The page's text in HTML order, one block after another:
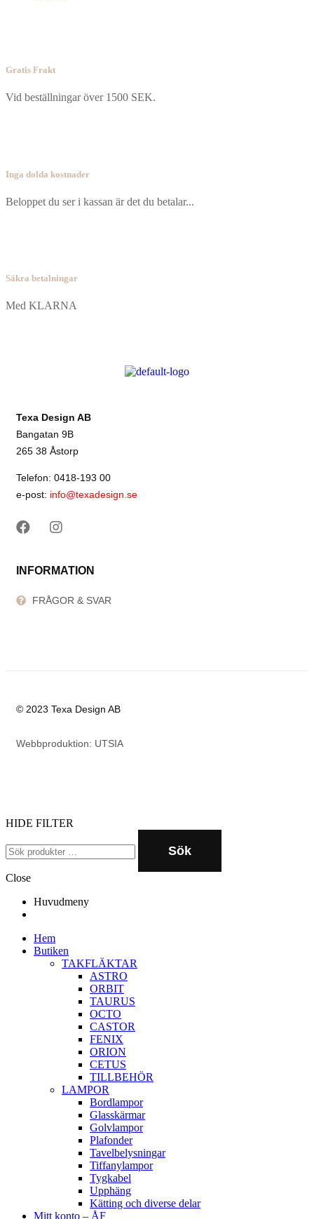
Gratis Frakt
Vid beställningar över 1500 SEK.
Inga dolda kostnader
Beloppet du ser i kassan är det du betalar...
Säkra betalningar
Med KLARNA
Texa Design AB
Bangatan 9B
265 38 Åstorp
Telefon: 0418-193 00
e-post: info@texadesign.se
INFORMATION
FRÅGOR & SVAR
© 2023 Texa Design AB
Webbproduktion: UTSIA
HIDE FILTER
Sök
Close
Huvudmeny
Hem
Butiken
TAKFLÄKTAR
ASTRO
ORBIT
TAURUS
OCTO
CASTOR
FENIX
ORION
CETUS
TILLBEHÖR
LAMPOR
Bordlampor
Glasskärmar
Golvlampor
Plafonder
Tavelbelysningar
Tiffanylampor
Tygkabel
Upphäng
Kätting och diverse delar
Mitt konto – ÅF